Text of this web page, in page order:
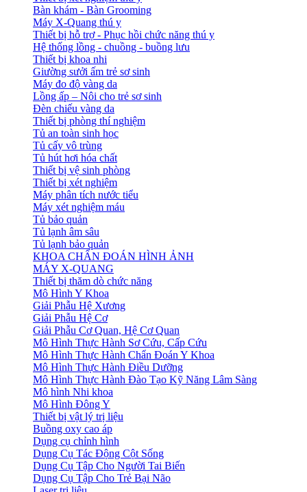
Bàn khám - Bàn Grooming
Máy X-Quang thú y
Thiết bị hỗ trợ - Phục hồi chức năng thú y
Hệ thống lồng - chuồng - buồng lưu
Thiết bị khoa nhi
Giường sưởi ấm trẻ sơ sinh
Máy đo độ vàng da
Lồng ấp – Nôi cho trẻ sơ sinh
Đèn chiếu vàng da
Thiết bị phòng thí nghiệm
Tủ an toàn sinh học
Tủ cấy vô trùng
Tủ hút hơi hóa chất
Thiết bị vệ sinh phòng
Thiết bị xét nghiệm
Máy phân tích nước tiểu
Máy xét nghiệm máu
Tủ bảo quản
Tủ lạnh âm sâu
Tủ lạnh bảo quản
KHOA CHẨN ĐOÁN HÌNH ẢNH
MÁY X-QUANG
Thiết bị thăm dò chức năng
Mô Hình Y Khoa
Giải Phẫu Hệ Xương
Giải Phẫu Hệ Cơ
Giải Phẫu Cơ Quan, Hệ Cơ Quan
Mô Hình Thực Hành Sơ Cứu, Cấp Cứu
Mô Hình Thực Hành Chẩn Đoán Y Khoa
Mô Hình Thực Hành Điều Dưỡng
Mô Hình Thực Hành Đào Tạo Kỹ Năng Lâm Sàng
Mô hình Nhi khoa
Mô Hình Đông Y
Thiết bị vật lý trị liệu
Buồng oxy cao áp
Dụng cụ chỉnh hình
Dụng Cụ Tác Động Cột Sống
Dụng Cụ Tập Cho Người Tai Biến
Dụng Cụ Tập Cho Trẻ Bại Não